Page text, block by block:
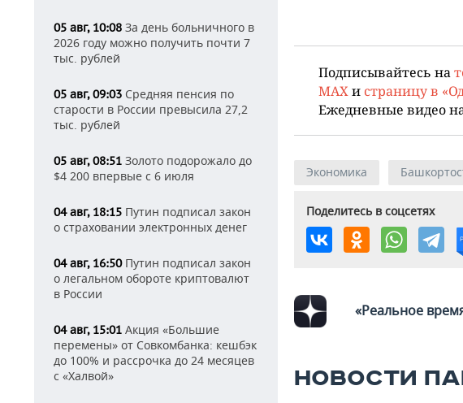
05 авг, 10:08 За день больничного в
2026 году можно получить почти 7
тыс. рублей
05 авг, 09:03 Средняя пенсия по
старости в России превысила 27,2
тыс. рублей
05 авг, 08:51 Золото подорожало до
$4 200 впервые с 6 июля
04 авг, 18:15 Путин подписал закон
о страховании электронных денег
04 авг, 16:50Путин подписал закон
о легальном обороте криптовалют
в России
04 авг, 15:01 Акция «Большие
перемены» от Совкомбанка: кешбэк
до 100% и рассрочка до 24 месяцев
с «Халвой»
Подписывайтесь на
MAX и страницу в
Ежедневные видео
Экономика
Поделитесь в соцсетях
«Реальное
НОВОСТИ